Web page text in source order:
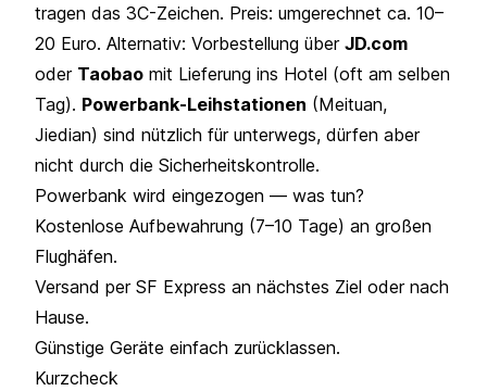
tragen das 3C-Zeichen. Preis: umgerechnet ca. 10–
20 Euro. Alternativ: Vorbestellung über JD.com
oder Taobao mit Lieferung ins Hotel (oft am selben
Tag). Powerbank-Leihstationen (Meituan,
Jiedian) sind nützlich für unterwegs, dürfen aber
nicht durch die Sicherheitskontrolle.
Powerbank wird eingezogen — was tun?
Kostenlose Aufbewahrung (7–10 Tage) an großen
Flughäfen.
Versand per SF Express an nächstes Ziel oder nach
Hause.
Günstige Geräte einfach zurücklassen.
Kurzcheck